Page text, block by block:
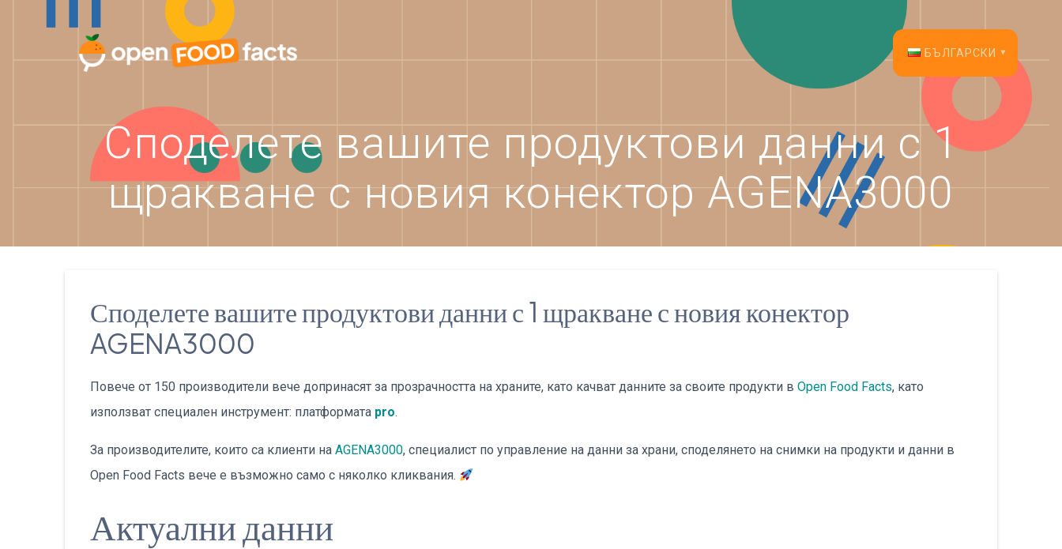
БЪЛГАРСКИ
English
Français
Español
Čeština
Споделете вашите продуктови данни с 1
щракване с новия конектор AGENA3000
Споделете вашите продуктови данни с 1 щракване с новия конектор
AGENA3000
Повече от 150 производители вече допринасят за прозрачността на храните, като качват данните за своите продукти вOpen Food Facts, като
използват специален инструмент: платформата pro.
За производителите, които са клиенти наAGENA3000, специалист по управление на данни за храни, споделянето на снимки на продукти и данни в
Open Food Facts вече е възможно само с няколко кликвания.
Актуални данни